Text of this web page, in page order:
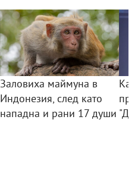
Заловиха маймуна в
Индонезия, след като
нападна и рани 17 души